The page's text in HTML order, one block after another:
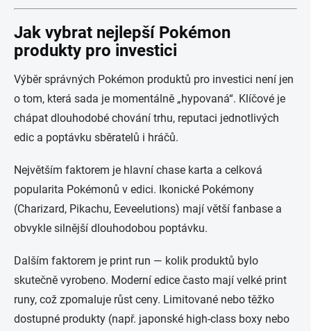
Jak vybrat nejlepší Pokémon
produkty pro investici
Výběr správných Pokémon produktů pro investici není jen
o tom, která sada je momentálně „hypovaná“. Klíčové je
chápat dlouhodobé chování trhu, reputaci jednotlivých
edic a poptávku sběratelů i hráčů.
Největším faktorem je hlavní chase karta a celková
popularita Pokémonů v edici. Ikonické Pokémony
(Charizard, Pikachu, Eeveelutions) mají větší fanbase a
obvykle silnější dlouhodobou poptávku.
Dalším faktorem je print run — kolik produktů bylo
skutečně vyrobeno. Moderní edice často mají velké print
runy, což zpomaluje růst ceny. Limitované nebo těžko
dostupné produkty (např. japonské high-class boxy nebo